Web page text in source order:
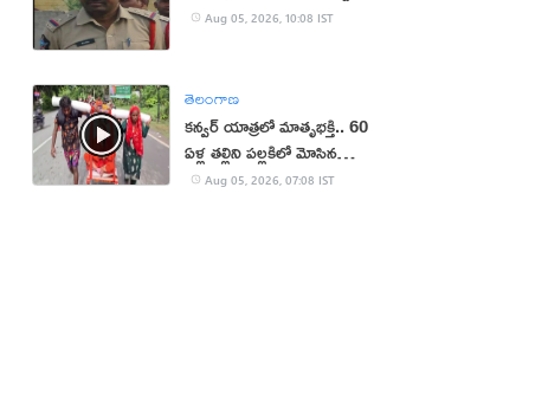
Aug 05, 2026, 10:08 IST
తెలంగాణ
కన్వర్ యాత్రలో మాతృభక్తి.. 60
ఏళ్ల తల్లిని పల్లకిలో మోసిన
కొడుకు, కోడలు!
Aug 05, 2026, 07:08 IST